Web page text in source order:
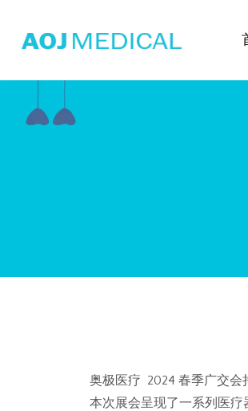
奥极医疗 2024 春季广交会
本次展会呈现了一系列医疗